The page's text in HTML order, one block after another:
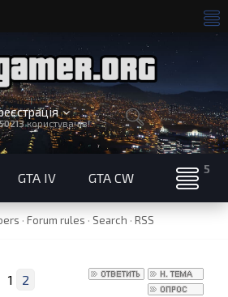
користувачів!
GTA IV GTA CW
· Forum rules · Search · RSS
1
2